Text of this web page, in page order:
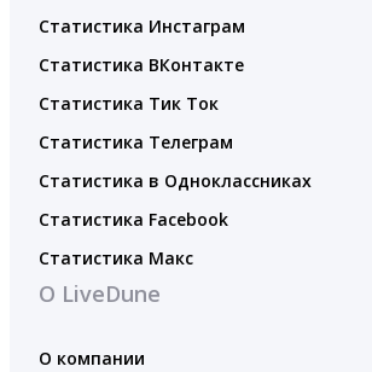
Статистика Инстаграм
Статистика ВКонтакте
Статистика Тик Ток
Статистика Телеграм
Статистика в Одноклассниках
Статистика Facebook
Статистика Макс
О LiveDune
О компании